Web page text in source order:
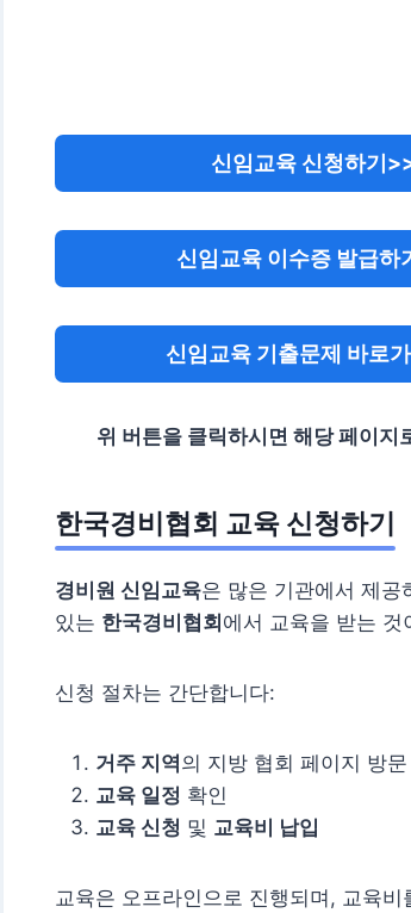
신임교육 신청하기
신임교육 이수증 발급하
신임교육 기출문제 바로
위 버튼을 클릭하시면 해당 페이지
한국경비협회 교육 신청하기
경비원 신임교육은 많은 기관에서 제공
있는 한국경비협회 에서 교육을 받는 것
신청 절차는 간단합니다:
거주 지역의 지방 협회 페이지 방문
교육 일정 확인
교육 신청 및 교육비 납입
교육은 오프라인으로 진행되며, 교육비